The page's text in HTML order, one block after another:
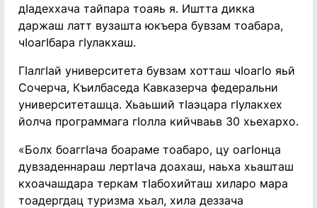
дӀадеххача тайпара тоаяь я. Иштта дикка
даржаш латт вузашта юкъера бувзам тоабара,
чӀоагӀбара гӀулакхаш.
ГӀалгӀай университета бувзам хотташ чӀоагӀо яьй
Сочерча, Къилбаседа Кавказерча федеральни
университеташца. Хьаьший тӀаэцара гӀулакхех
йолча программага гӀолла кийчваьв 30 хьехархо.
«Болх боаггӀача боараме тоабаро, цу оагӀонца
дувзаденнараш лертӀача доахаш, наьха хьашташ
кхоачашдара теркам тӀабохийташ хиларо мара
тоадергдац туризма хьал, хила деззача